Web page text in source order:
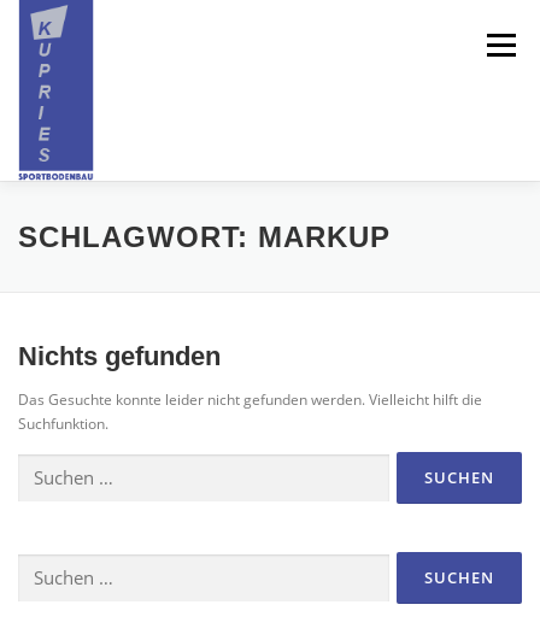
Inhalt
springen
Menü
HOME ÜBER UNS SPORTBODEN
REFERENZEN KONTAKT
SCHLAGWORT: MARKUP
Nichts gefunden
Das Gesuchte konnte leider nicht gefunden werden. Vielleicht hilft die
Suchfunktion.
nach:
nach: